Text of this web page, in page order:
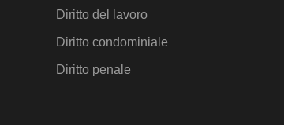
Diritto del lavoro
Diritto condominiale
Diritto penale